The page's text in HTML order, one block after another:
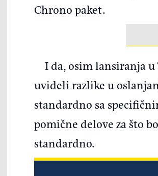
Chrono paket.
I da, osim lansiranja
uvideli razlike u
standardno sa
pomične delove za što
standardno.